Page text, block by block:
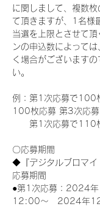
に関しまして、複数
て頂きますが、1名様
当選を上限とさせて
ンの申込数によって
く場合がございます
い。
例：第1次応募で100
100枚応募 第3次応
第1次応募で110
〇応募期間
◆『デジタルブロマイ
応募期間
●第1次応募：2024年
12:00～　2024年12